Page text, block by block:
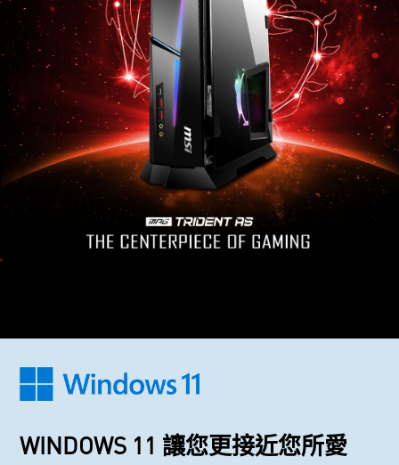
WINDOWS 11 讓您更接近您所愛